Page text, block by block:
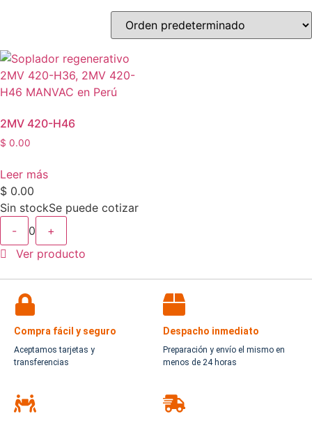
2MV 420-H46
$ 0.00
Leer más
$ 0.00
Sin stockSe puede cotizar
-
0
+
Ver producto
Compra fácil y seguro
Aceptamos tarjetas y
transferencias
Despacho inmediato
Preparación y envío el mismo en
menos de 24 horas